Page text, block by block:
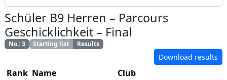
Schüler B9 Herren – Parcours
Geschicklichkeit – Final
No.:3 Starting list Results
Download results
Rank Name
Club